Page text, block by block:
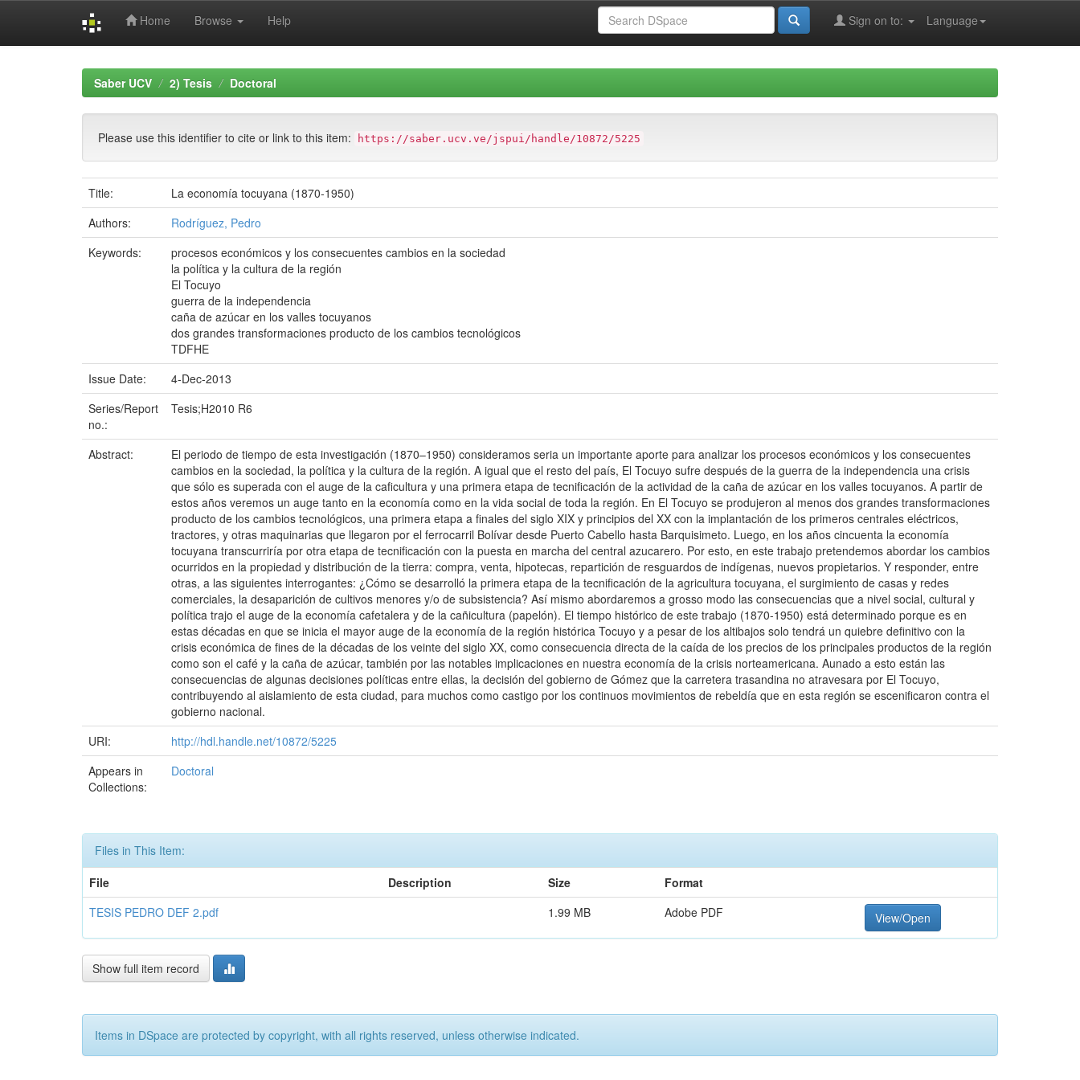
Home Browse Help Language
Sign on to:
Saber UCV 2) Tesis Doctoral
Please use this identifier to cite or link to this item: https://saber.ucv.ve/jspui/handle/10872/5225
Title:
La economía tocuyana (1870-1950)
Authors:
Rodríguez, Pedro
Keywords:
procesos económicos y los consecuentes cambios en la sociedad
la política y la cultura de la región
El Tocuyo
guerra de la independencia
caña de azúcar en los valles tocuyanos
dos grandes transformaciones producto de los cambios tecnológicos
TDFHE
Issue Date:
4-Dec-2013
Series/Report
no.:
Tesis;H2010 R6
Abstract:
El periodo de tiempo de esta investigación (1870–1950) consideramos seria un importante aporte para analizar los procesos económicos y los consecuentes
cambios en la sociedad, la política y la cultura de la región. A igual que el resto del país, El Tocuyo sufre después de la guerra de la independencia una crisis
que sólo es superada con el auge de la caficultura y una primera etapa de tecnificación de la actividad de la caña de azúcar en los valles tocuyanos. A partir de
estos años veremos un auge tanto en la economía como en la vida social de toda la región. En El Tocuyo se produjeron al menos dos grandes transformaciones
producto de los cambios tecnológicos, una primera etapa a finales del siglo XIX y principios del XX con la implantación de los primeros centrales eléctricos,
tractores, y otras maquinarias que llegaron por el ferrocarril Bolívar desde Puerto Cabello hasta Barquisimeto. Luego, en los años cincuenta la economía
tocuyana transcurriría por otra etapa de tecnificación con la puesta en marcha del central azucarero. Por esto, en este trabajo pretendemos abordar los cambios
ocurridos en la propiedad y distribución de la tierra: compra, venta, hipotecas, repartición de resguardos de indígenas, nuevos propietarios. Y responder, entre
otras, a las siguientes interrogantes: ¿Cómo se desarrolló la primera etapa de la tecnificación de la agricultura tocuyana, el surgimiento de casas y redes
comerciales, la desaparición de cultivos menores y/o de subsistencia? Así mismo abordaremos a grosso modo las consecuencias que a nivel social, cultural y
política trajo el auge de la economía cafetalera y de la cañicultura (papelón). El tiempo histórico de este trabajo (1870-1950) está determinado porque es en
estas décadas en que se inicia el mayor auge de la economía de la región histórica Tocuyo y a pesar de los altibajos solo tendrá un quiebre definitivo con la
crisis económica de fines de la décadas de los veinte del siglo XX, como consecuencia directa de la caída de los precios de los principales productos de la región
como son el café y la caña de azúcar, también por las notables implicaciones en nuestra economía de la crisis norteamericana. Aunado a esto están las
consecuencias de algunas decisiones políticas entre ellas, la decisión del gobierno de Gómez que la carretera trasandina no atravesara por El Tocuyo,
contribuyendo al aislamiento de esta ciudad, para muchos como castigo por los continuos movimientos de rebeldía que en esta región se escenificaron contra el
gobierno nacional.
URI:
http://hdl.handle.net/10872/5225
Appears in
Collections:
Doctoral
Files in This Item:
File
Description Size
Format
TESIS PEDRO DEF 2.pdf
1.99 MB Adobe PDF View/Open
Show full item record
Items in DSpace are protected by copyright, with all rights reserved, unless otherwise indicated.